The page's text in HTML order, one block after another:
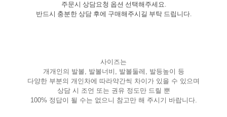
주문시 상담요청 옵션 선택해주세요.
반드시 충분한 상담 후에 구매해주시길 부탁 드립니다.
사이즈는
개개인의 발볼, 발볼너비, 발볼둘레, 발등높이 등
다양한 부분의 개인차에 따라약간씩 차이가 있을 수 있으며
상담 시 조언 또는 권유 정도만 드릴 뿐
100% 정답이 될 수는 없으니 참고만 해 주시기 바랍니다.